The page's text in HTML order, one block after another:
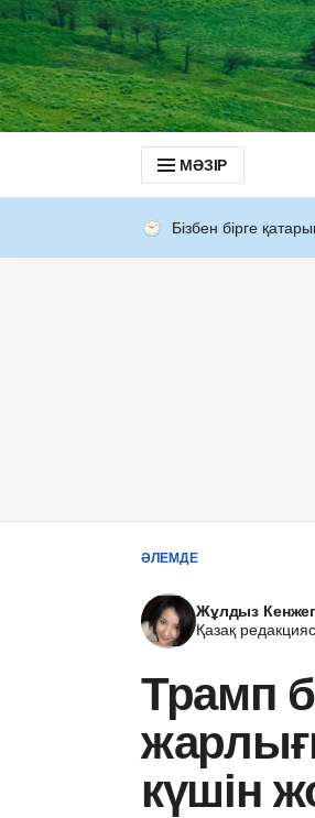
МӘЗІР
Бізбен бірге
ӘЛЕМДЕ
Жұлдыз
Қазақ
Трамп
күшін